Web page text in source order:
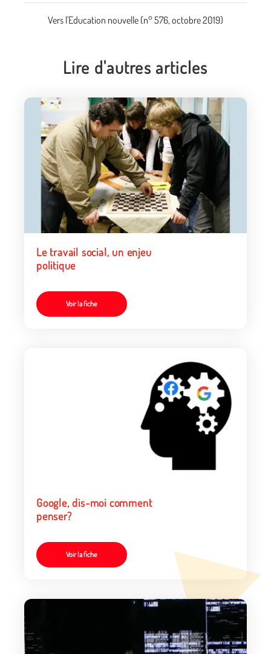
Vers l'Education nouvelle (n° 576, octobre 2019)
Lire d'autres articles
Le travail social, un enjeu
politique
Voir la fiche
Google, dis-moi comment
penser?
Voir la fiche